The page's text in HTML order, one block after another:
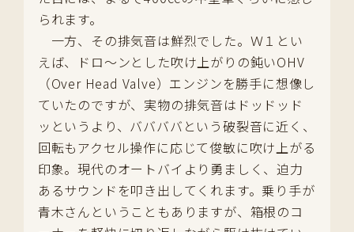
られます。
一方、その排気音は鮮烈でした。Ｗ１とい
えば、ドロ～ンとした吹け上がりの鈍いOHV
（Over Head Valve）エンジンを勝手に想像し
ていたのですが、実物の排気音はドッドッド
ッというより、ババババという破裂音に近く、
回転もアクセル操作に応じて俊敏に吹け上がる
印象。現代のオートバイより勇ましく、迫力
あるサウンドを叩き出してくれます。乗り手が
青木さんということもありますが、箱根のコ